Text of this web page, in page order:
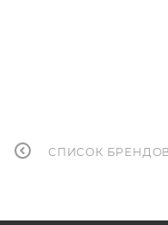
СПИСОК БРЕНДОВ